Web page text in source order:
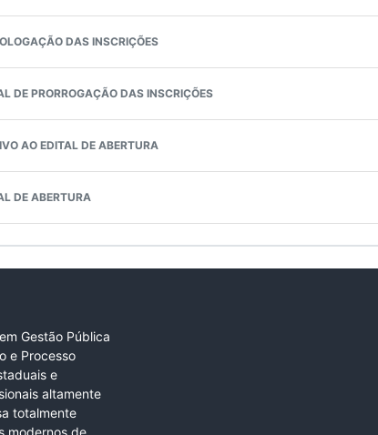
DAS INSCRIÇÕES
DE PRORROGAÇÃO DAS INSCRIÇÕES
AO EDITAL DE ABERTURA
DE ABERTURA
Gestão Pública
e Processo
e
altamente
totalmente